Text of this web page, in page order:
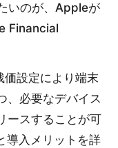
いのが、Appleが
Financial
設定により端末
、必要なデバイス
ースすることが可
導入メリットを詳